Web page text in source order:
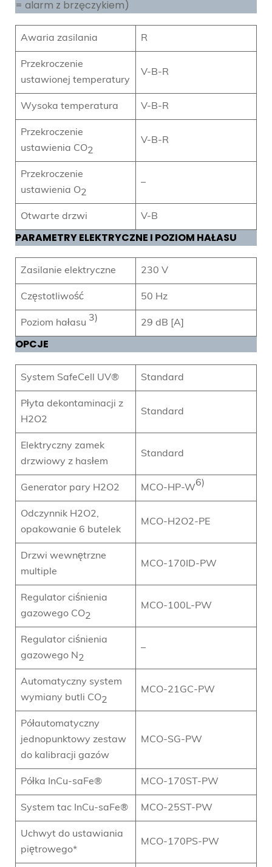
= alarm z brzęczykiem)
Awaria zasilania R
Przekroczenie
ustawionej temperatury
V-B-R
Wysoka temperatura V-B-R
Przekroczenie
ustawienia CO2
V-B-R
Przekroczenie
ustawienia O2
–
Otwarte drzwi V-B
PARAMETRY ELEKTRYCZNE I POZIOM HAŁASU
Zasilanie elektryczne 230 V
Częstotliwość 50 Hz
Poziom hałasu 3) 29 dB [A]
OPCJE
System SafeCell UV® Standard
Płyta dekontaminacji z
H2O2
Standard
Elektryczny zamek
drzwiowy z hasłem
Standard
Generator pary H2O2 MCO-HP-W6)
Odczynnik H2O2,
opakowanie 6 butelek
MCO-H2O2-PE
Drzwi wewnętrzne
multiple
MCO-170ID-PW
Regulator ciśnienia
gazowego CO2
MCO-100L-PW
Regulator ciśnienia
gazowego N2
–
Automatyczny system
wymiany butli CO2
MCO-21GC-PW
Półautomatyczny
jednopunktowy zestaw
do kalibracji gazów
MCO-SG-PW
Półka InCu-saFe® MCO-170ST-PW
System tac InCu-saFe® MCO-25ST-PW
Uchwyt do ustawiania
piętrowego*
MCO-170PS-PW